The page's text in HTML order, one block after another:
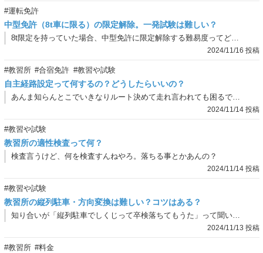
#運転免許
中型免許（8t車に限る）の限定解除。一発試験は難しい？
8t限定を持っていた場合、中型免許に限定解除する難易度ってどれくらいなん？運転免許試験場での一発試験は難しいん？
2024/11/16 投稿
#教習所 #合宿免許 #教習や試験
自主経路設定って何するの？どうしたらいいの？
あんま知らんとこでいきなりルート決めて走れ言われても困るで…どないしたらええんや…。
2024/11/14 投稿
#教習や試験
教習所の適性検査って何？
検査言うけど、何を検査すんねやろ。落ちる事とかあんの？
2024/11/14 投稿
#教習や試験
教習所の縦列駐車・方向変換は難しい？コツはある？
知り合いが「縦列駐車でしくじって卒検落ちてもうた」って聞いてちょっと不安やねんけど、結構ムズいんやろか。
2024/11/13 投稿
#教習所 #料金